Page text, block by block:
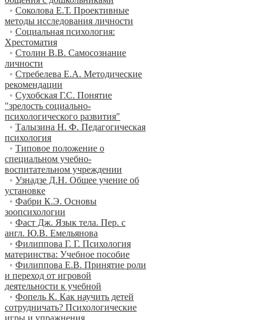
• Соколова Е.Т. Проективные
методы исследования личности
• Социальная психология:
Хрестоматия
• Столин В.В. Самосознание
личности
• Стребелева Е.А. Методические
рекомендации
• Сухобская Г.С. Понятие
"зрелость социально-
психологического развития"
• Талызина Н. Ф. Педагогическая
психология
• Типовое положение о
специальном учебно-
воспитательном учреждении
• Узнадзе Д.Н. Общее учение об
установке
• Фабри К.Э. Основы
зоопсихологии
• Фаст Дж. Язык тела. Пер. с
англ. Ю.В. Емельянова
• Филиппова Г. Г. Психология
материнства: Учебное пособие
• Филиппова Е.В. Принятие роли
и переход от игровой
деятельности к учебной
• Фопель К. Как научить детей
сотрудничать? Психологические
игры и упражнения